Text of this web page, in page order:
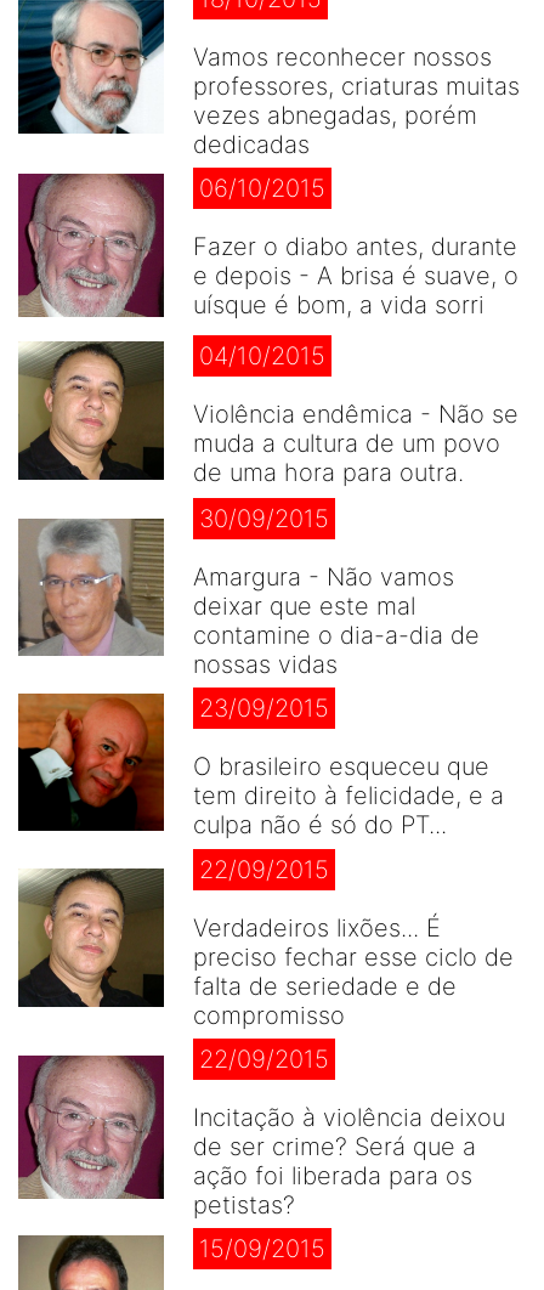
Vamos reconhecer nossos
professores, criaturas muitas
vezes abnegadas, porém
dedicadas
06/10/2015
Fazer o diabo antes, durante
e depois - A brisa é suave, o
uísque é bom, a vida sorri
04/10/2015
Violência endêmica - Não se
muda a cultura de um povo
de uma hora para outra.
30/09/2015
Amargura - Não vamos
deixar que este mal
contamine o dia-a-dia de
nossas vidas
23/09/2015
O brasileiro esqueceu que
tem direito à felicidade, e a
culpa não é só do PT...
22/09/2015
Verdadeiros lixões... É
preciso fechar esse ciclo de
falta de seriedade e de
compromisso
22/09/2015
Incitação à violência deixou
de ser crime? Será que a
ação foi liberada para os
petistas?
15/09/2015